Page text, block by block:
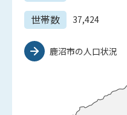
世帯数 37,424
鹿沼市の人口状況